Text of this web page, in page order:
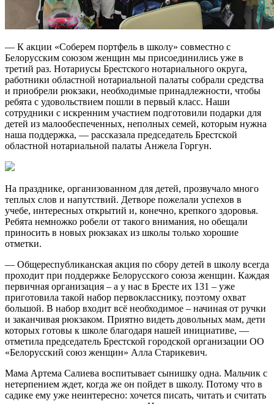
— К акции «Соберем портфель в школу» совместно с
Белорусским союзом женщин мы присоединились уже в
третий раз. Нотариусы Брестского нотариального округа,
работники областной нотариальной палаты собрали средства
и приобрели рюкзаки, необходимые принадлежности, чтобы
ребята с удовольствием пошли в первый класс. Наши
сотрудники с искренним участием подготовили подарки для
детей из малообеспеченных, неполных семей, которым нужна
наша поддержка, — рассказала председатель Брестской
областной нотариальной палаты Анжела Горгун.
На празднике, организованном для детей, прозвучало много
теплых слов и напутствий. Детворе пожелали успехов в
учебе, интересных открытий и, конечно, крепкого здоровья.
Ребята немножко робели от такого внимания, но обещали
приносить в новых рюкзаках из школы только хорошие
отметки.
— Общереспубликанская акция по сбору детей в школу всегда
проходит при поддержке Белорусского союза женщин. Каждая
первичная организация – а у нас в Бресте их 131 – уже
приготовила такой набор первокласснику, поэтому охват
большой. В набор входит всё необходимое – начиная от ручки
и заканчивая рюкзаком. Приятно видеть довольных мам, дети
которых готовы к школе благодаря нашей инициативе, —
отметила председатель Брестской городской организации ОО
«Белорусский союз женщин» Алла Старикевич.
Мама Артема Салиева воспитывает сынишку одна. Мальчик с
нетерпением ждет, когда же он пойдет в школу. Потому что в
садике ему уже неинтересно: хочется писать, читать и считать